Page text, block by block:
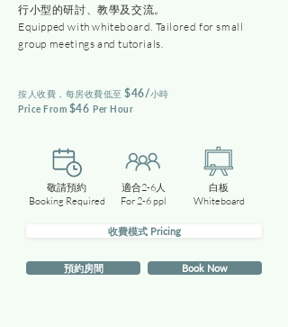
行小型的研討、教學及交流。
Equipped with whiteboard. Tailored for small
group meetings and tutorials.
​按人收費，每房收費低至 $46/小時
Price From $46 Per Hour
敬請預約
Booking Required
適合2-6人
For 2-6 ppl
白板
Whiteboard
收費模式 Pricing
預約房間 Book Now